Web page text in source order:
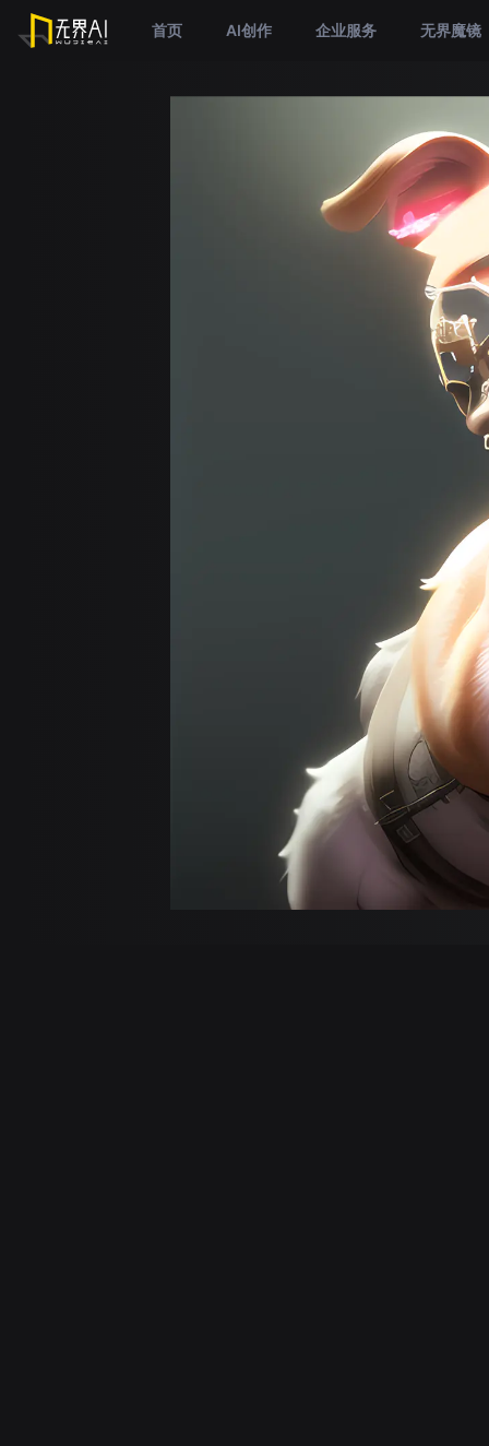
首页 AI创作 企业服务 无界魔镜